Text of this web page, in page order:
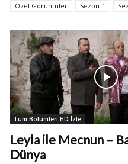
Özel Görüntüler Sezon-1
Tüm Bölümleri HD İzle
Leyla ile Mecnun –
Dünya